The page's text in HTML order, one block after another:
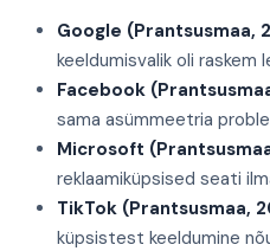
Google (Prantsusmaa,
keeldumisvalik oli raskem
Facebook
sama asümmeetria
Microsoft
reklaamiküpsised seati
TikTok (Prantsusmaa,
küpsistest keeldumine